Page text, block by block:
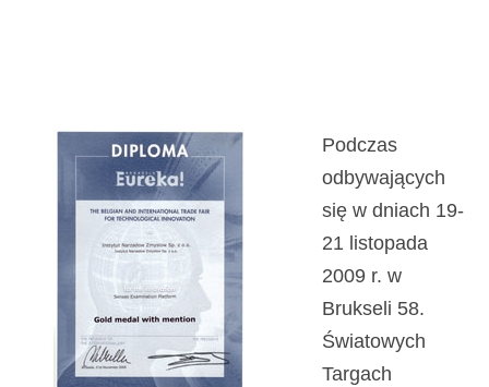
Podczas
odbywających
się w dniach 19-
21 listopada
2009 r. w
Brukseli 58.
Światowych
Targach